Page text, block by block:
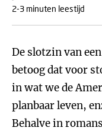
2-3 minuten leestijd
De slotzin van
betoog dat voor
in wat we de
planbaar leven,
Behalve in